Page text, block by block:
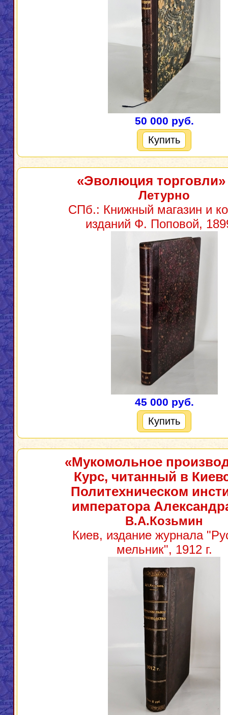
50 000 руб.
Купить
«Эволюция торговли»
Летурно
СПб.: Книжный магазин и
изданий Ф. Поповой,
45 000 руб.
Купить
«Мукомольное
Курс, читанный в
Политехническом
императора
В.А.Козьмин
Киев, издание журнала
мельник", 1912 г.